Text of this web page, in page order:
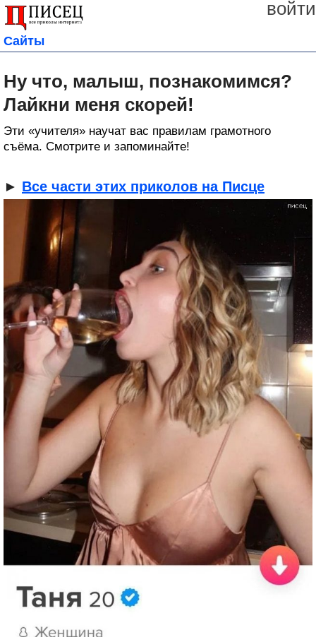
войти
Сайты
Ну что, малыш, познакомимся?
Лайкни меня скорей!
Эти «учителя» научат вас правилам грамотного
съёма. Смотрите и запоминайте!
► Все части этих приколов на Писце